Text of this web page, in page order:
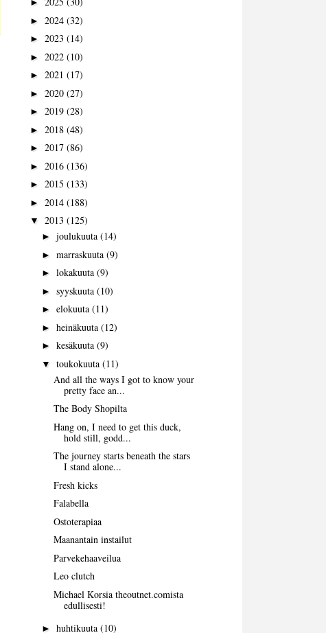
► 2024 (32)
► 2023 (14)
► 2022 (10)
► 2021 (17)
► 2020 (27)
► 2019 (28)
► 2018 (48)
► 2017 (86)
► 2016 (136)
► 2015 (133)
► 2014 (188)
▼ 2013 (125)
► joulukuuta (14)
► marraskuuta (9)
► lokakuuta (9)
► syyskuuta (10)
► elokuuta (11)
► heinäkuuta (12)
► kesäkuuta (9)
▼ toukokuuta (11)
And all the ways I got to know your
pretty face an...
The Body Shopilta
Hang on, I need to get this duck,
hold still, godd...
The journey starts beneath the stars
I stand alone...
Fresh kicks
Falabella
Ostoterapiaa
Maanantain instailut
Parvekehaaveilua
Leo clutch
Michael Korsia theoutnet.comista
edullisesti!
► huhtikuuta (10)